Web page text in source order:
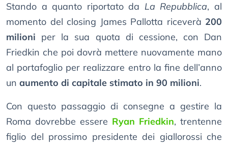
Stando a quanto riportato da La Repubblica, al
momento del closing James Pallotta riceverà 200
milioni per la sua quota di cessione, con Dan
Friedkin che poi dovrà mettere nuovamente mano
al portafoglio per realizzare entro la fine dell’anno
un aumento di capitale stimato in 90 milioni.
Con questo passaggio di consegne a gestire la
Roma dovrebbe essere Ryan Friedkin, trentenne
figlio del prossimo presidente dei giallorossi che